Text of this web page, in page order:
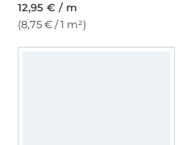
12,95 € / m
(8,75 € / 1 m²)